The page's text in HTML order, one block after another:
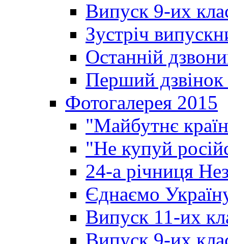
Випуск 9-их
Зустріч
Останній
Перший
Фотогалерея 2015
"Майбутнє
"Не купуй
24-а річниця
Єднаємо
Випуск 11-их
Випуск 9-их